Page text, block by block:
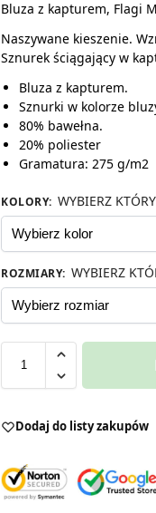
Bluza z kapturem, Flagi
Naszywane kieszenie.
Sznurek ściągający w
Bluza z kapturem.
Sznurki w kolorze
80% bawełna.
20% poliester
Gramatura: 275 g/m2
KOLORY: WYBIERZ
ROZMIARY: WYBIERZ
Dodaj do listy zakupów